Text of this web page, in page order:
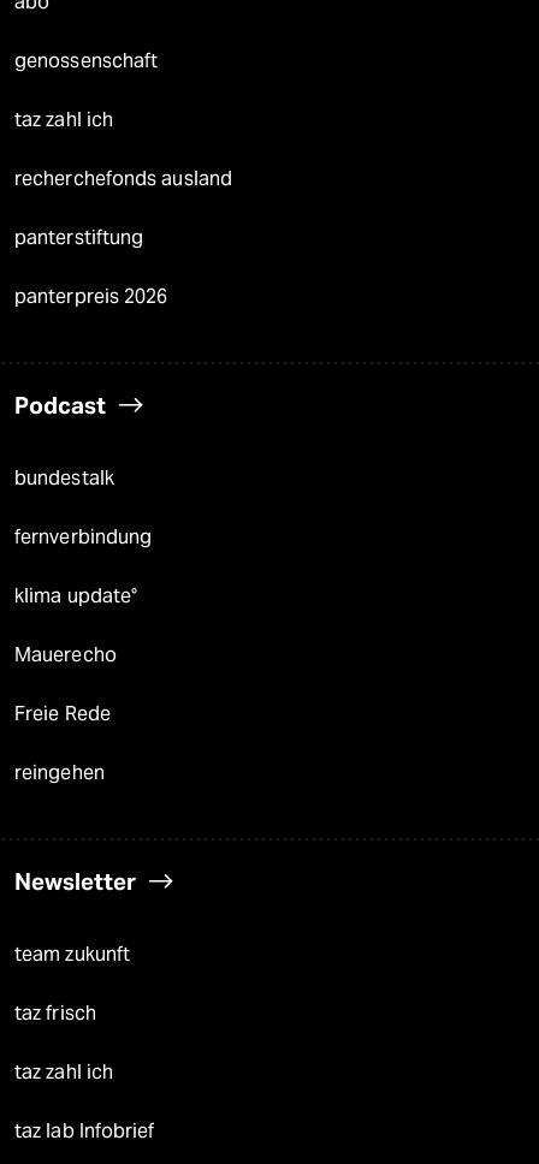
genossenschaft
taz zahl ich
recherchefonds ausland
panterstiftung
panterpreis 2026
Podcast
bundestalk
fernverbindung
klima update°
Mauerecho
Freie Rede
reingehen
Newsletter
team zukunft
taz frisch
taz zahl ich
taz lab Infobrief